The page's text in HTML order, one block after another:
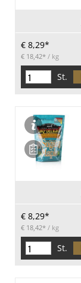
€ 8,29*
€ 18,42* / kg
St.
€ 8,29*
€ 18,42* / kg
St.